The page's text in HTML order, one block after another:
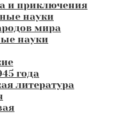
и приключения
науки
мира
науки
года
литература